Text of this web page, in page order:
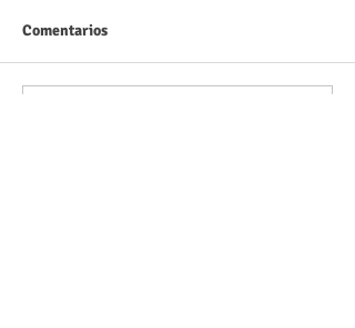
Comentarios